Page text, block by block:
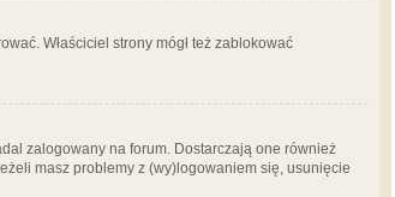
Właściciel strony mógł też zablokować
zalogowany na forum. Dostarczają one również
masz problemy z (wy)logowaniem się, usunięcie